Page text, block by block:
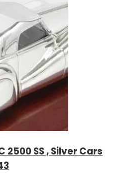
2500 SS , Silver Cars